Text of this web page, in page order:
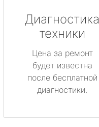
Диагностика
техники
Цена за ремонт
будет известна
после бесплатной
диагностики.